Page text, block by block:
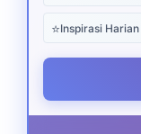
⭐Inspirasi Harian